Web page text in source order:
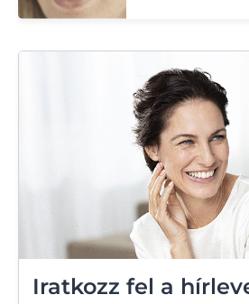
Iratkozz fel a